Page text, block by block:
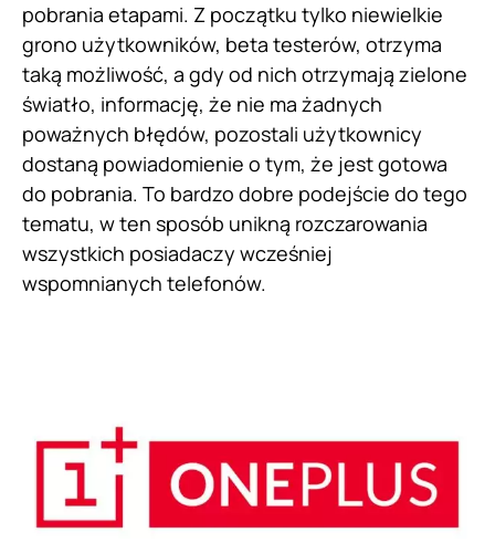
pobrania etapami. Z początku tylko niewielkie
grono użytkowników, beta testerów, otrzyma
taką możliwość, a gdy od nich otrzymają zielone
światło, informację, że nie ma żadnych
poważnych błędów, pozostali użytkownicy
dostaną powiadomienie o tym, że jest gotowa
do pobrania. To bardzo dobre podejście do tego
tematu, w ten sposób unikną rozczarowania
wszystkich posiadaczy wcześniej
wspomnianych telefonów.